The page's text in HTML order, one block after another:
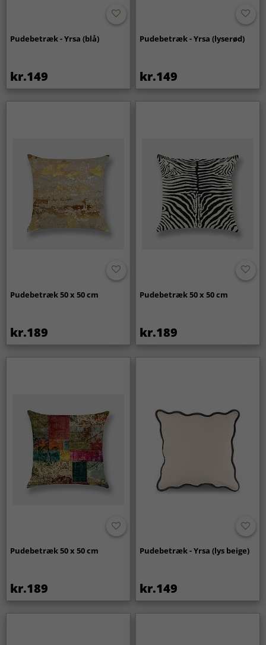
Pudebetræk - Yrsa (blå)
kr.149
Pudebetræk - Yrsa (lyserød)
kr.149
Pudebetræk 50 x 50 cm
kr.189
Pudebetræk 50 x 50 cm
kr.189
Pudebetræk 50 x 50 cm
kr.189
Pudebetræk - Yrsa (lys beige)
kr.149